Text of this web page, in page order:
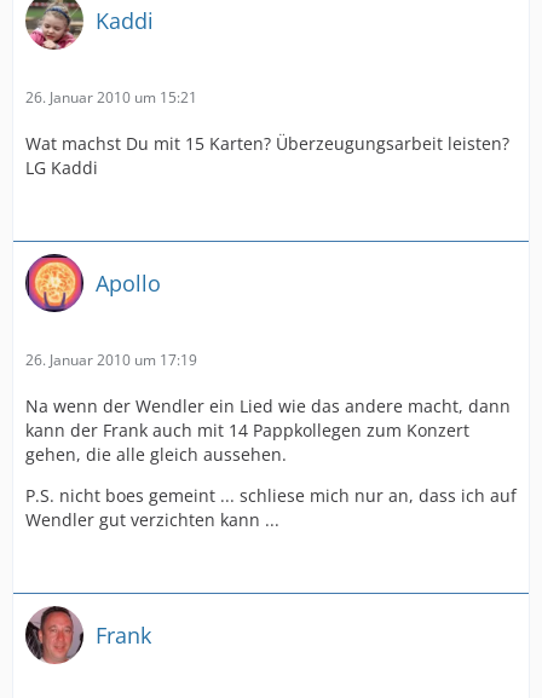
Kaddi
26. Januar 2010 um 15:21
Wat machst Du mit 15 Karten? Überzeugungsarbeit leisten?
LG Kaddi
Apollo
26. Januar 2010 um 17:19
Na wenn der Wendler ein Lied wie das andere macht, dann
kann der Frank auch mit 14 Pappkollegen zum Konzert
gehen, die alle gleich aussehen.
P.S. nicht boes gemeint ... schliese mich nur an, dass ich auf
Wendler gut verzichten kann ...
Frank